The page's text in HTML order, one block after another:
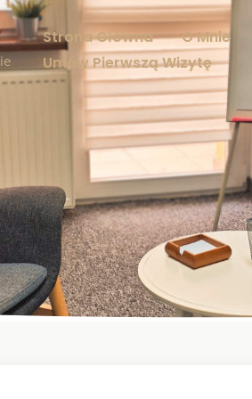
Strona Główna O Mnie
Umów Pierwszą Wizytę